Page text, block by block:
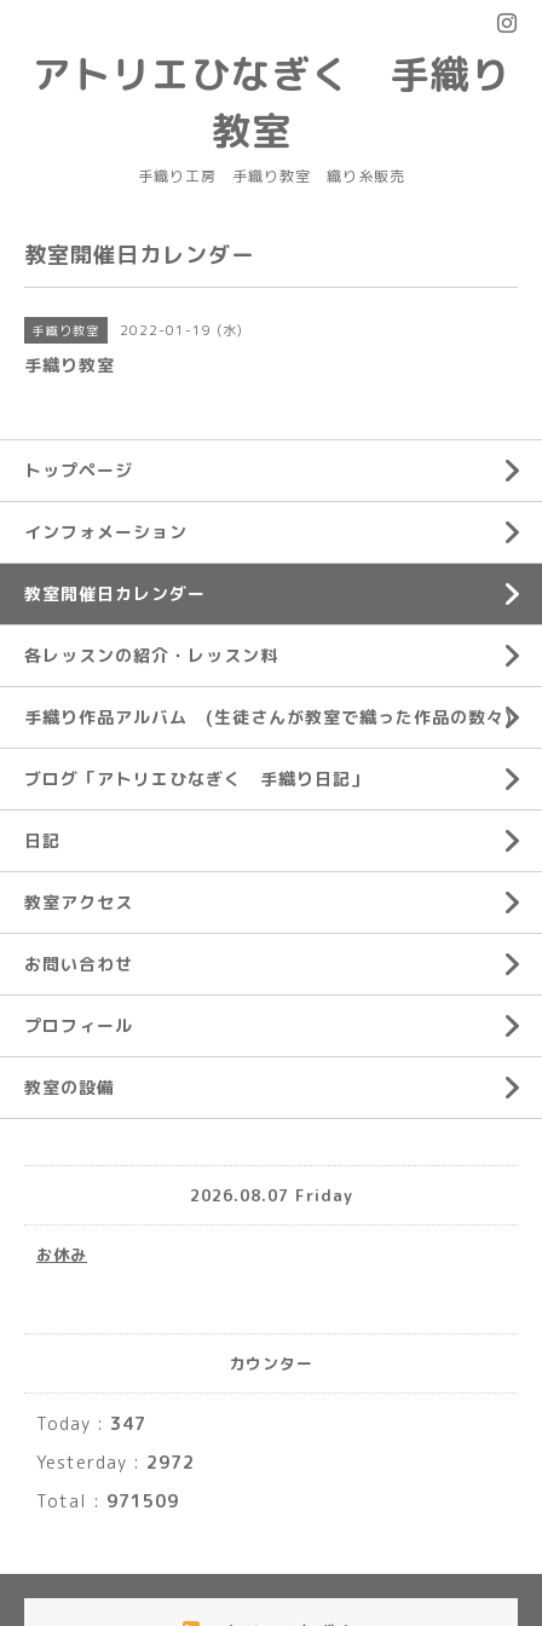
アトリエひなぎく 手織り
教室
手織り工房 手織り教室 織り糸販売
教室開催日カレンダー
手織り教室 2022-01-19 (水)
手織り教室
トップページ
インフォメーション
教室開催日カレンダー
各レッスンの紹介・レッスン料
手織り作品アルバム (生徒さんが教室で織った作品の数々)
ブログ「アトリエひなぎく 手織り日記」
日記
教室アクセス
お問い合わせ
プロフィール
教室の設備
2026.08.07 Friday
お休み
カウンター
Today : 347
Yesterday : 2972
Total : 971509